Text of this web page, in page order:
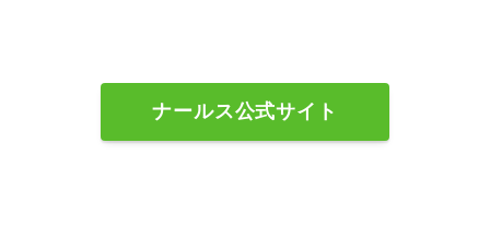
ナールス公式サイト